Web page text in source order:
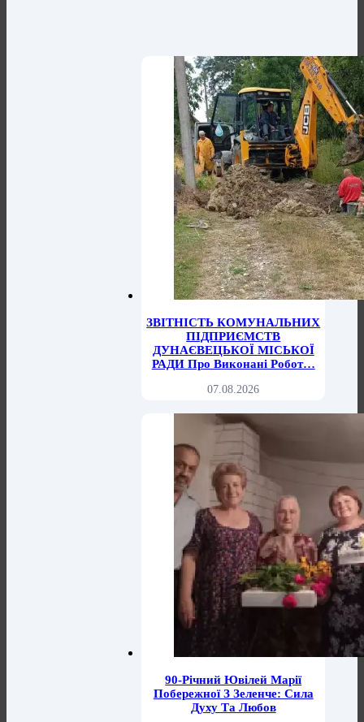
ЗВІТНІСТЬ КОМУНАЛЬНИХ
ПІДПРИЄМСТВ
ДУНАЄВЕЦЬКОЇ МІСЬКОЇ
РАДИ Про Виконані Робот…
07.08.2026
90-Річний Ювілей Марії
Побережної З Зеленче: Сила
Духу Та Любов